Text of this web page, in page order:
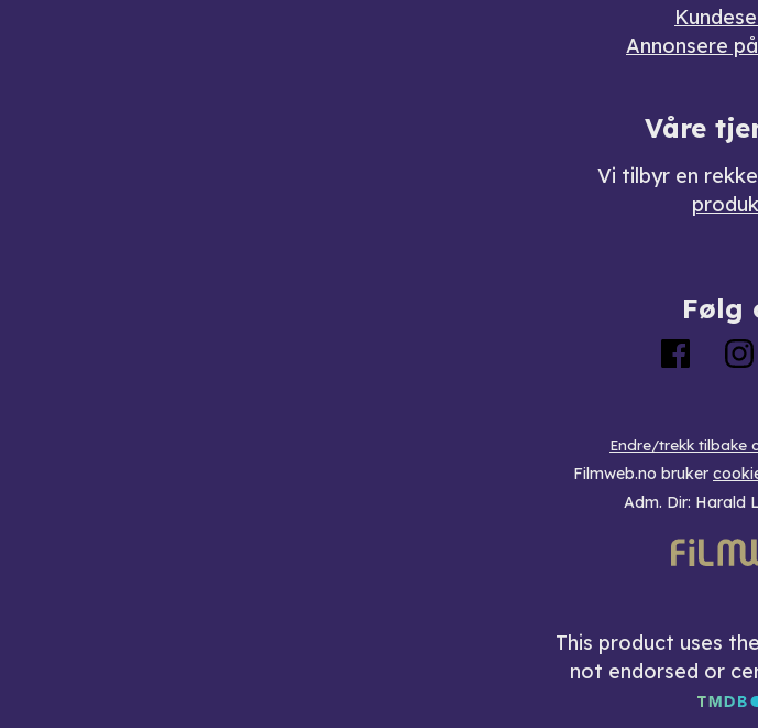
Annonsere
Våre
Vi tilbyr en rekke
Følg
Endre/trekk tilbake
Filmweb.no bruker
Adm. Dir: Harald
This product uses
not endorsed or